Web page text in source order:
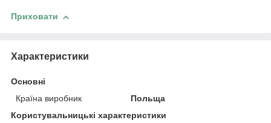
Приховати
Характеристики
Основні
Країна виробник
Польща
Користувальницькі характеристики